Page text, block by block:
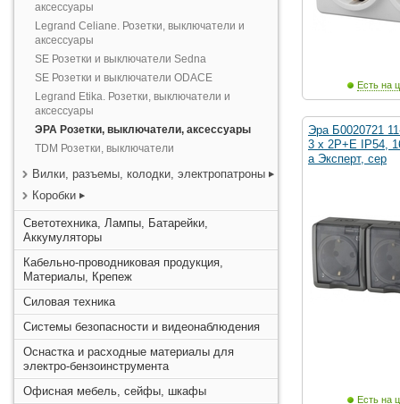
аксессуары
Legrand Celiane. Розетки, выключатели и
аксессуары
SE Розетки и выключатели Sedna
SE Розетки и выключатели ODACE
Legrand Etika. Розетки, выключатели и
аксессуары
ЭРА Розетки, выключатели, аксессуары
TDM Розетки, выключатели
Вилки, разъемы, колодки, электропатроны
Коробки
Светотехника, Лампы, Батарейки,
Аккумуляторы
Кабельно-проводниковая продукция,
Материалы, Крепеж
Силовая техника
Системы безопасности и видеонаблюдения
Оснастка и расходные материалы для
электро-бензоинструмента
Офисная мебель, сейфы, шкафы
Есть на
Эра Б0020721
3 х 2P+E IP54,
а Эксперт, сер
Есть на